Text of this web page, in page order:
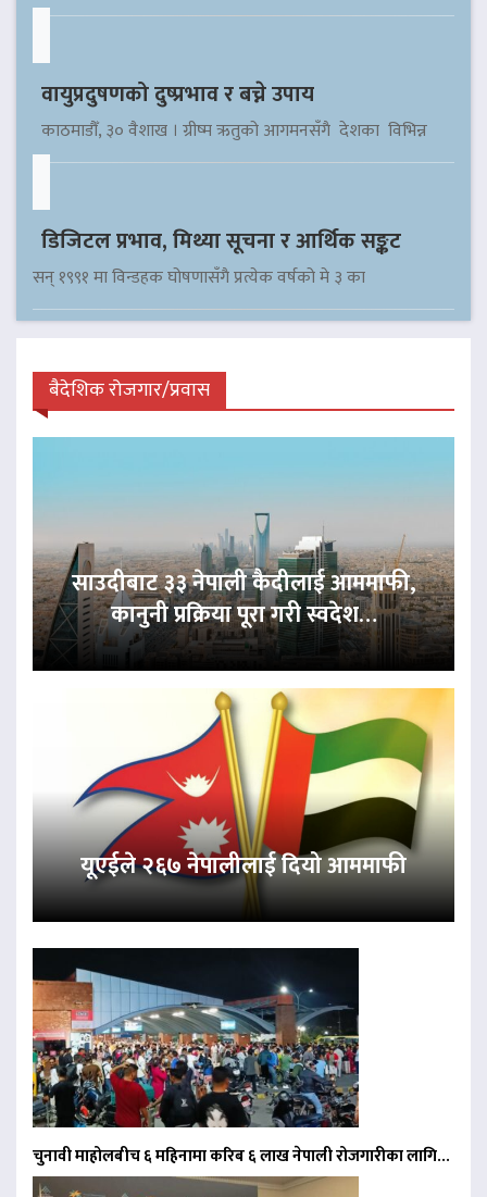
वायुप्रदुषणको दुष्प्रभाव र बच्ने उपाय
काठमाडौँ, ३० वैशाख । ग्रीष्म ऋतुको आगमनसँगै देशका विभिन्न
डिजिटल प्रभाव, मिथ्या सूचना र आर्थिक सङ्कट
सन् १९९१ मा विन्डहक घोषणासँगै प्रत्येक वर्षको मे ३ का
बैदेशिक रोजगार/प्रवास
साउदीबाट ३३ नेपाली कैदीलाई आममाफी,
कानुनी प्रक्रिया पूरा गरी स्वदेश…
यूएईले २६७ नेपालीलाई दियो आममाफी
चुनावी माहोलबीच ६ महिनामा करिब ६ लाख नेपाली रोजगारीका लागि…